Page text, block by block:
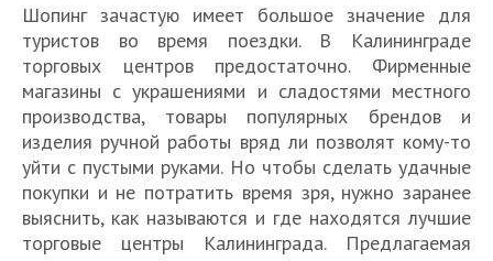
2026
году
Шопинг зачастую имеет большое значение для
туристов во время поездки. В Калининграде
торговых центров предостаточно. Фирменные
магазины с украшениями и сладостями местного
производства, товары популярных брендов и
изделия ручной работы вряд ли позволят кому-то
уйти с пустыми руками. Но чтобы сделать удачные
покупки и не потратить время зря, нужно заранее
выяснить, как называются и где находятся лучшие
торговые центры Калининграда. Предлагаемая